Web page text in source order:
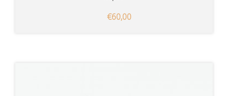
€60,00